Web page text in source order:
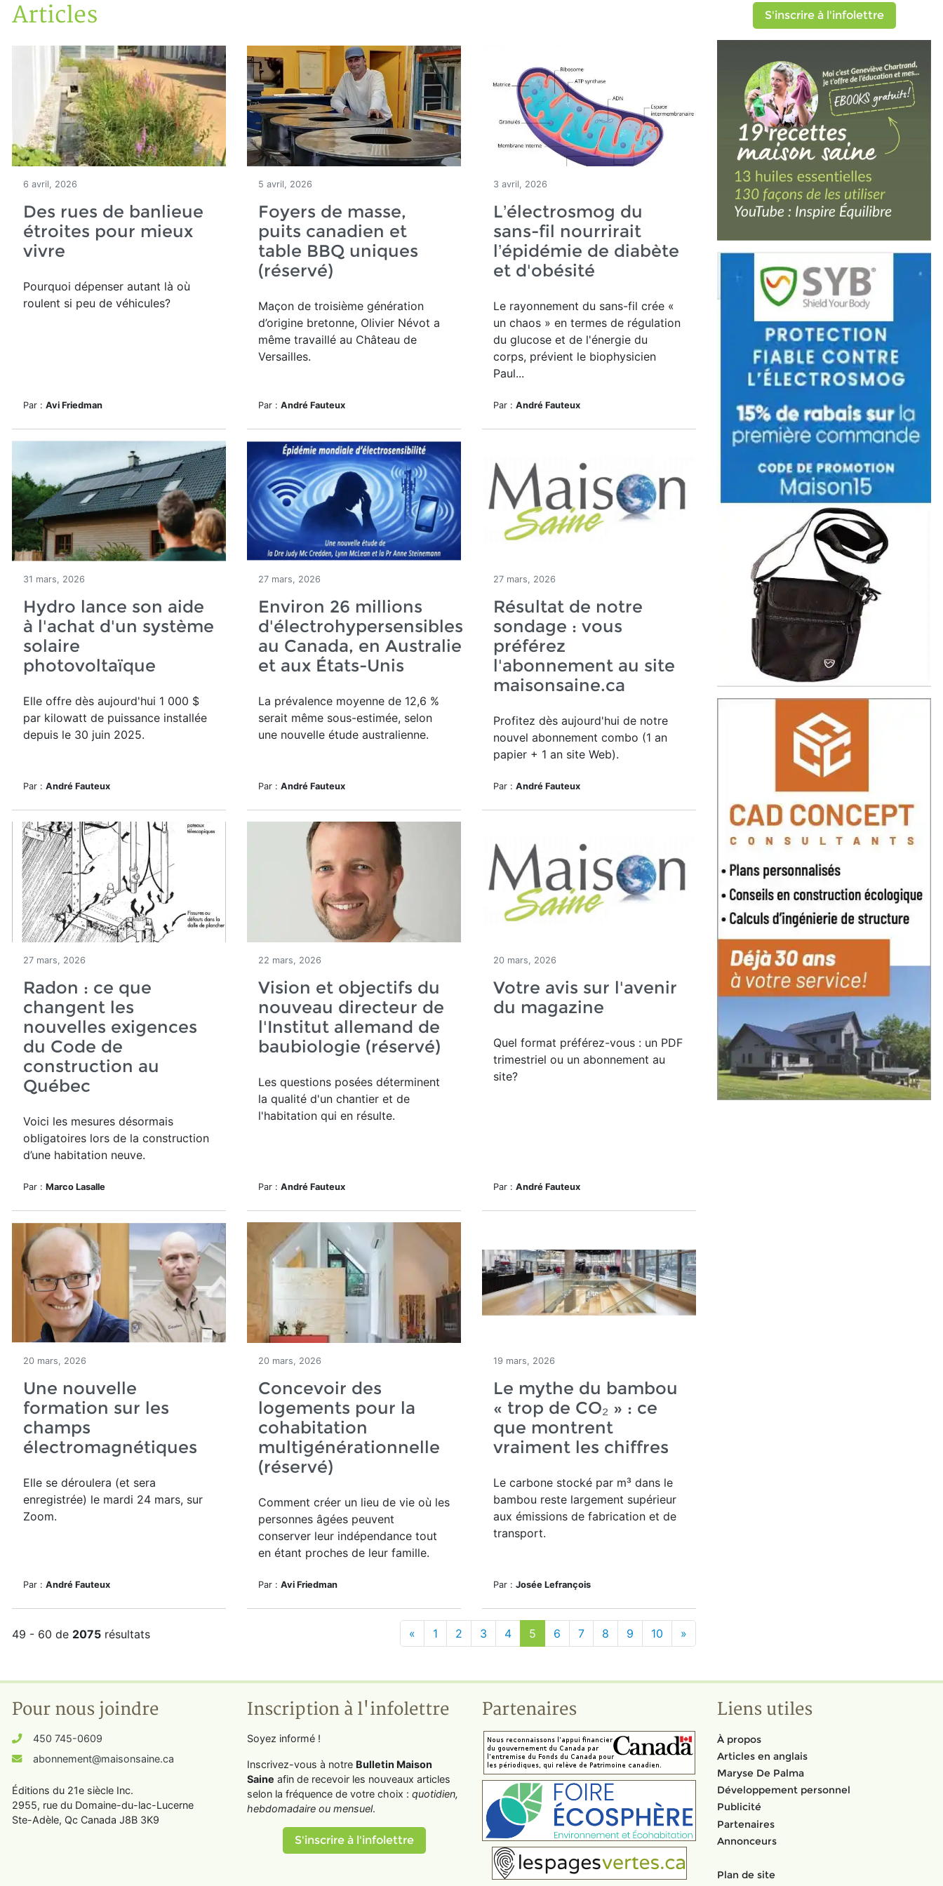
Accueil
Articles
Articles
6 avril, 2026
Des rues de banlieue
étroites pour mieux
vivre
Pourquoi dépenser autant là où
roulent si peu de véhicules?
Par : Avi Friedman
5 avril, 2026
Foyers de masse,
puits canadien et
table BBQ uniques
(réservé)
Maçon de troisième génération
d’origine bretonne, Olivier Névot a
même travaillé au Château de
Versailles.
Par : André Fauteux
3 avril, 2026
L’électrosmog du
sans-fil nourrirait
l’épidémie de diabète
et d'obésité
Le rayonnement du sans-fil crée «
un chaos » en termes de régulation
du glucose et de l'énergie du
corps, prévient le biophysicien
Paul...
Par : André Fauteux
31 mars, 2026
Hydro lance son aide
à l'achat d'un système
solaire
photovoltaïque
Elle offre dès aujourd'hui 1 000 $
par kilowatt de puissance installée
depuis le 30 juin 2025.
Par : André Fauteux
27 mars, 2026
Environ 26 millions
d'électrohypersensibles
au Canada, en Australie
et aux États-Unis
La prévalence moyenne de 12,6 %
serait même sous-estimée, selon
une nouvelle étude australienne.
Par : André Fauteux
27 mars, 2026
Résultat de notre
sondage : vous
préférez
l'abonnement au site
maisonsaine.ca
Profitez dès aujourd'hui de notre
nouvel abonnement combo (1 an
papier + 1 an site Web).
Par : André Fauteux
27 mars, 2026
Radon : ce que
changent les
nouvelles exigences
du Code de
construction au
Québec
Voici les mesures désormais
obligatoires lors de la construction
d’une habitation neuve.
Par : Marco Lasalle
22 mars, 2026
Vision et objectifs du
nouveau directeur de
l'Institut allemand de
baubiologie (réservé)
Les questions posées déterminent
la qualité d'un chantier et de
l'habitation qui en résulte.
Par : André Fauteux
20 mars, 2026
Votre avis sur l'avenir
du magazine
Quel format préférez-vous : un PDF
trimestriel ou un abonnement au
site?
Par : André Fauteux
20 mars, 2026
Une nouvelle
formation sur les
champs
électromagnétiques
Elle se déroulera (et sera
enregistrée) le mardi 24 mars, sur
Zoom.
Par : André Fauteux
20 mars, 2026
Concevoir des
logements pour la
cohabitation
multigénérationnelle
(réservé)
Comment créer un lieu de vie où les
personnes âgées peuvent
conserver leur indépendance tout
en étant proches de leur famille.
Par : Avi Friedman
19 mars, 2026
Le mythe du bambou
« trop de CO₂ » : ce
que montrent
vraiment les chiffres
Le carbone stocké par m³ dans le
bambou reste largement supérieur
aux émissions de fabrication et de
transport.
Par : Josée Lefrançois
49 - 60 de 2075 résultats « 1 2 3 4 5 6 7 8 9 10 »
S'inscrire à l'infolettre
Pour nous joindre
450 745-0609
abonnement@maisonsaine.ca
Éditions du 21e siècle Inc.
2955, rue du Domaine-du-lac-Lucerne
Ste-Adèle, Qc Canada J8B 3K9
Inscription à l'infolettre
Soyez informé !
Inscrivez-vous à notre Bulletin Maison
Saine afin de recevoir les nouveaux articles
selon la fréquence de votre choix : quotidien,
hebdomadaire ou mensuel.
S'inscrire à l'infolettre
Partenaires Liens utiles
À propos
Articles en anglais
Maryse De Palma
Développement personnel
Publicité
Partenaires
Annonceurs
Plan de site